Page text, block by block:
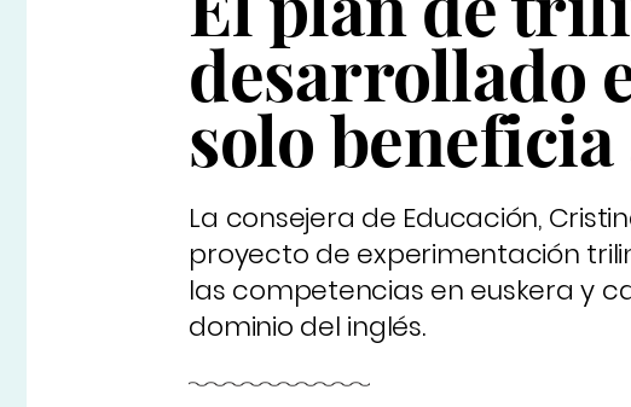
desarrollado
solo
La consejera de Educación,
proyecto de experimentación
las competencias en euskera y
dominio del inglés.